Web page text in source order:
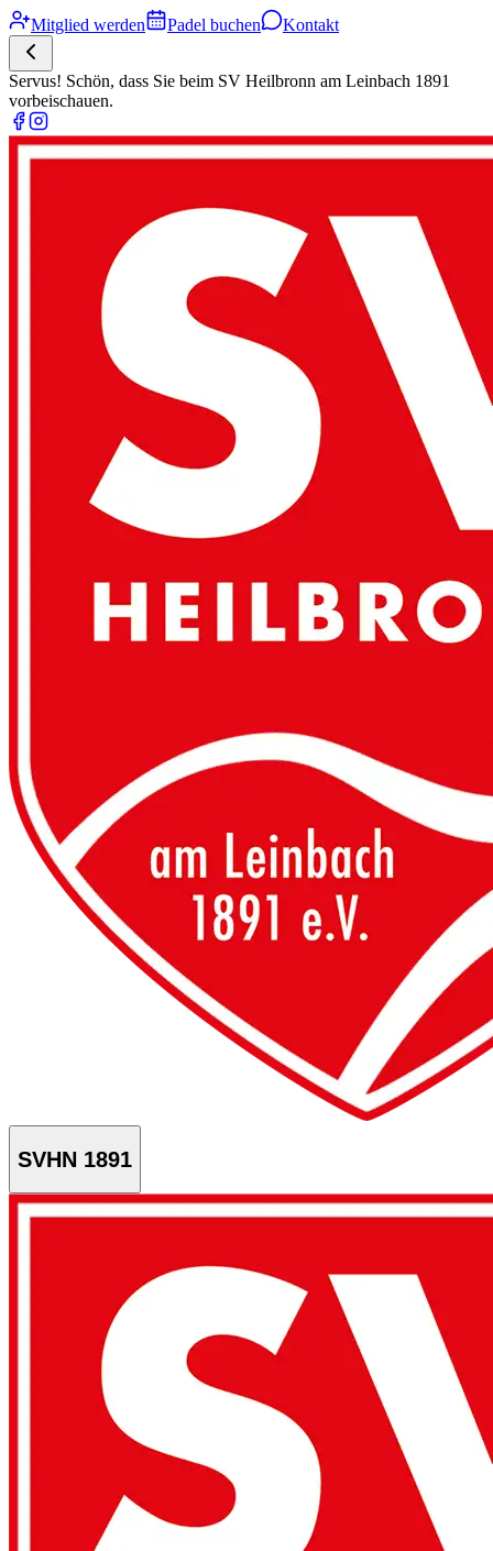
Mitglied werden Padel buchen Kontakt
Servus! Schön, dass Sie beim SV Heilbronn am Leinbach 1891
vorbeischauen.
SVHN 1891